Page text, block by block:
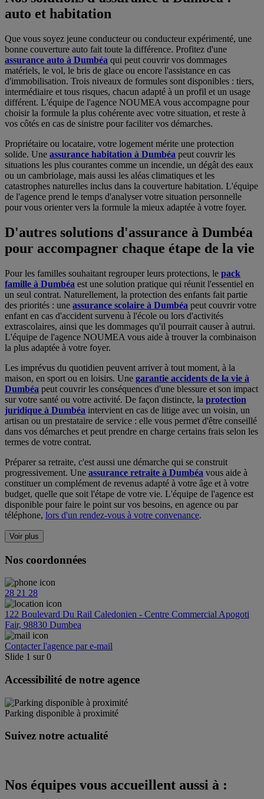
auto et habitation
Que vous soyez jeune conducteur ou conducteur expérimenté, une
bonne couverture auto fait toute la différence. Profitez d'une
assurance auto à Dumbéa qui peut couvrir vos dommages
matériels, le vol, le bris de glace ou encore l'assistance en cas
d'immobilisation. Trois niveaux de formules sont disponibles : tiers,
intermédiaire et tous risques, chacun adapté à un profil et un usage
différent. L'équipe de l'agence NOUMEA vous accompagne pour
choisir la formule la plus cohérente avec votre situation, et reste à
vos côtés en cas de sinistre pour faciliter vos démarches.
Propriétaire ou locataire, votre logement mérite une protection
solide. Une assurance habitation à Dumbéa peut couvrir les
situations les plus courantes comme un incendie, un dégât des eaux
ou un cambriolage, mais aussi les aléas climatiques et les
catastrophes naturelles inclus dans la couverture habitation. L'équipe
de l'agence prend le temps d'analyser votre situation personnelle
pour vous orienter vers la formule la mieux adaptée à votre foyer.
D'autres solutions d'assurance à Dumbéa
pour accompagner chaque étape de la vie
Pour les familles souhaitant regrouper leurs protections, le pack
famille à Dumbéa est une solution pratique qui réunit l'essentiel en
un seul contrat. Naturellement, la protection des enfants fait partie
des priorités : une assurance scolaire à Dumbéa peut couvrir votre
enfant en cas d'accident survenu à l'école ou lors d'activités
extrascolaires, ainsi que les dommages qu'il pourrait causer à autrui.
L'équipe de l'agence NOUMEA vous aide à trouver la combinaison
la plus adaptée à votre foyer.
Les imprévus du quotidien peuvent arriver à tout moment, à la
maison, en sport ou en loisirs. Une garantie accidents de la vie à
Dumbéa peut couvrir les conséquences d'une blessure et son impact
sur votre santé ou votre activité. De façon distincte, la protection
juridique à Dumbéa intervient en cas de litige avec un voisin, un
artisan ou un prestataire de service : elle vous permet d'être conseillé
dans vos démarches et peut prendre en charge certains frais selon les
termes de votre contrat.
Préparer sa retraite, c'est aussi une démarche qui se construit
progressivement. Une assurance retraite à Dumbéa vous aide à
constituer un complément de revenus adapté à votre âge et à votre
budget, quelle que soit l'étape de votre vie. L'équipe de l'agence est
disponible pour faire le point sur vos besoins, en agence ou par
téléphone, lors d'un rendez-vous à votre convenance.
Voir plus
Nos coordonnées
28 21 28
122 Boulevard Du Rail Caledonien - Centre Commercial Apogoti
Fair, 98830 Dumbea
Contacter l'agence par e-mail
Slide 1 sur0
Accessibilité de notre agence
Parking disponible à proximité
Suivez notre actualité
Nos équipes vous accueillent aussi à :